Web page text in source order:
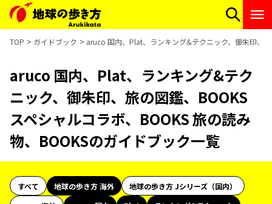
TOP ガイドブック aruco 国内、Plat、ランキング&テクニック、御朱印、
aruco 国内、Plat、ランキング&テク
ニック、御朱印、旅の図鑑、BOOKS
スペシャルコラボ、BOOKS 旅の読み
物、BOOKSのガイドブック一覧
すべて 地球の歩き方 海外
地球の歩き方 Jシリーズ（国内）